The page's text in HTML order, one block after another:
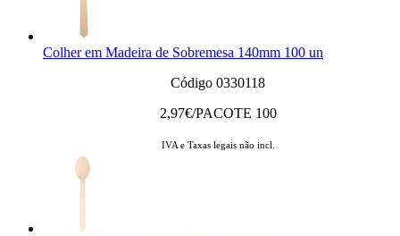
Colher em Madeira de Sobremesa 140mm 100 un
Código 0330118
2,97€/PACOTE 100
IVA e Taxas legais não incl.